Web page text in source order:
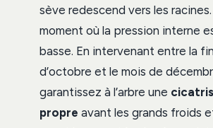
sève redescend vers les racines.
moment où la pression interne
basse. En intervenant entre la
d’octobre et le mois de
garantissez à l’arbre une
propre avant les grands froids